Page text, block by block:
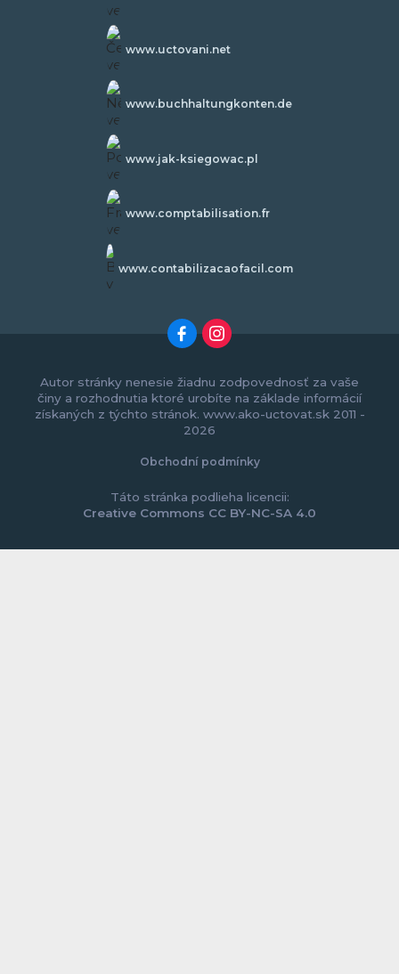
www.uctovani.net
www.buchhaltungkonten.de
www.jak-ksiegowac.pl
www.comptabilisation.fr
www.contabilizacaofacil.com
Autor stránky nenesie žiadnu zodpovednosť za vaše
činy a rozhodnutia ktoré urobíte na základe informácií
získaných z týchto stránok. www.ako-uctovat.sk 2011 -
2026
Obchodní podmínky
Táto stránka podlieha licencii:
Creative Commons CC BY-NC-SA 4.0